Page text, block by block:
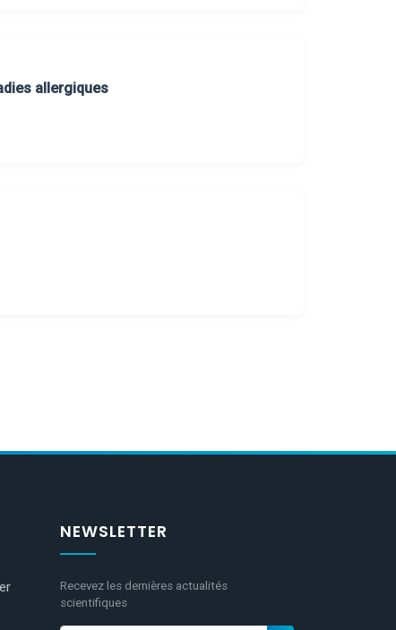
allergiques
NEWSLETTER
Recevez les dernières actualités
scientifiques